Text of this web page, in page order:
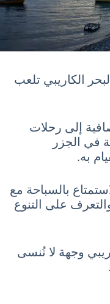
الكاريبي تلعب
إلى رحلات
في الجزر
به.
بالسباحة مع
على التنوع
وجهة لا تُنسى